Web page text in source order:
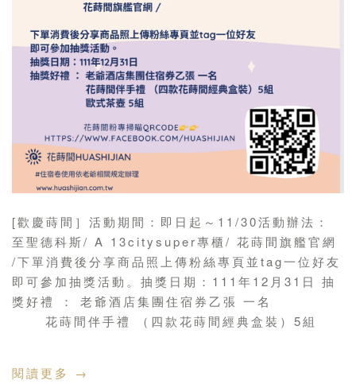
[歡慶蒔間］活動期間：即日起～11/30活動辦法：
至聖德科斯/ A 13citysuper專櫃/ 花蒔間旗艦官網
/下單消費後分享商品照上傳粉絲專頁並tag一位好友
即可參加抽獎活動。抽獎日期：111年12月31日 抽
獎好禮 ： 老爺酒店集團住宿券乙張 一名
花蒔間伴手禮 （四款花蒔間經典盒裝）5組
閱讀更多 →